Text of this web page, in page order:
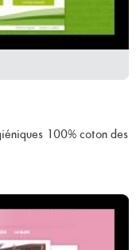
100% coton des